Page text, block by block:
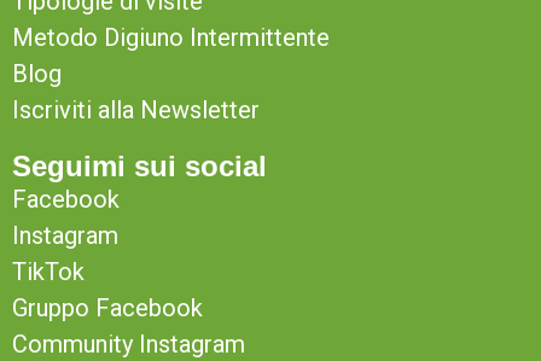
Metodo Digiuno Intermittente
Blog
Iscriviti alla Newsletter
Seguimi sui social
Facebook
Instagram
TikTok
Gruppo Facebook
Community Instagram